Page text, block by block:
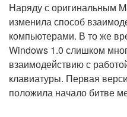
Наряду с оригинальным
изменила способ
компьютерами. В то же
Windows 1.0 слишком
взаимодействию с
клавиатуры. Первая
положила начало битве